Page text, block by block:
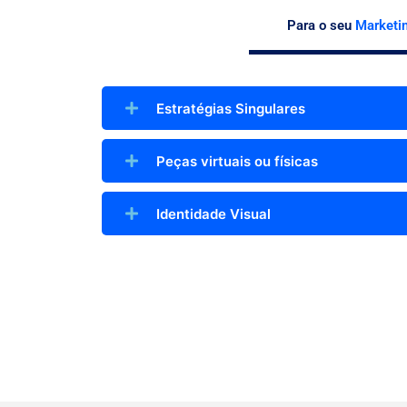
Para o seu
Estratégias Singulares
Peças virtuais ou físicas
Identidade Visual